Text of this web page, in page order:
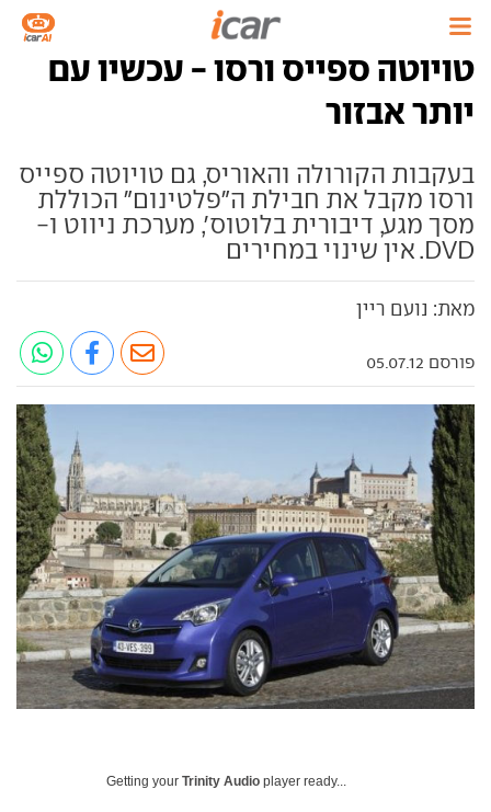
טויוטה ספייס ורסו - עכשיו עם
יותר אבזור
בעקבות הקורולה והאוריס, גם טויוטה ספייס
ורסו מקבל את חבילת ה"פלטינום" הכוללת
מסך מגע, דיבורית בלוטוס', מערכת ניווט ו-
DVD. אין שינוי במחירים
מאת: נועם ריין
פורסם 05.07.12
Getting your Trinity Audio player ready...